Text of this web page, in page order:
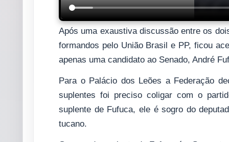
Após uma exaustiva discussão entre os
formandos pelo União Brasil e PP, ficou
apenas uma candidato ao Senado, André
Para o Palácio dos Leões a Federação
suplentes foi preciso coligar com o
suplente de Fufuca, ele é sogro do
tucano.